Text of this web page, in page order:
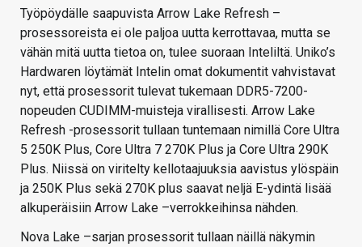
Työpöydälle saapuvista Arrow Lake Refresh –
prosessoreista ei ole paljoa uutta kerrottavaa, mutta se
vähän mitä uutta tietoa on, tulee suoraan Inteliltä. Uniko’s
Hardwaren löytämät Intelin omat dokumentit vahvistavat
nyt, että prosessorit tulevat tukemaan DDR5-7200-
nopeuden CUDIMM-muisteja virallisesti. Arrow Lake
Refresh -prosessorit tullaan tuntemaan nimillä Core Ultra
5 250K Plus, Core Ultra 7 270K Plus ja Core Ultra 290K
Plus. Niissä on viritelty kellotaajuuksia aavistus ylöspäin
ja 250K Plus sekä 270K plus saavat neljä E-ydintä lisää
alkuperäisiin Arrow Lake –verrokkeihinsa nähden.
Nova Lake –sarjan prosessorit tullaan näillä näkymin